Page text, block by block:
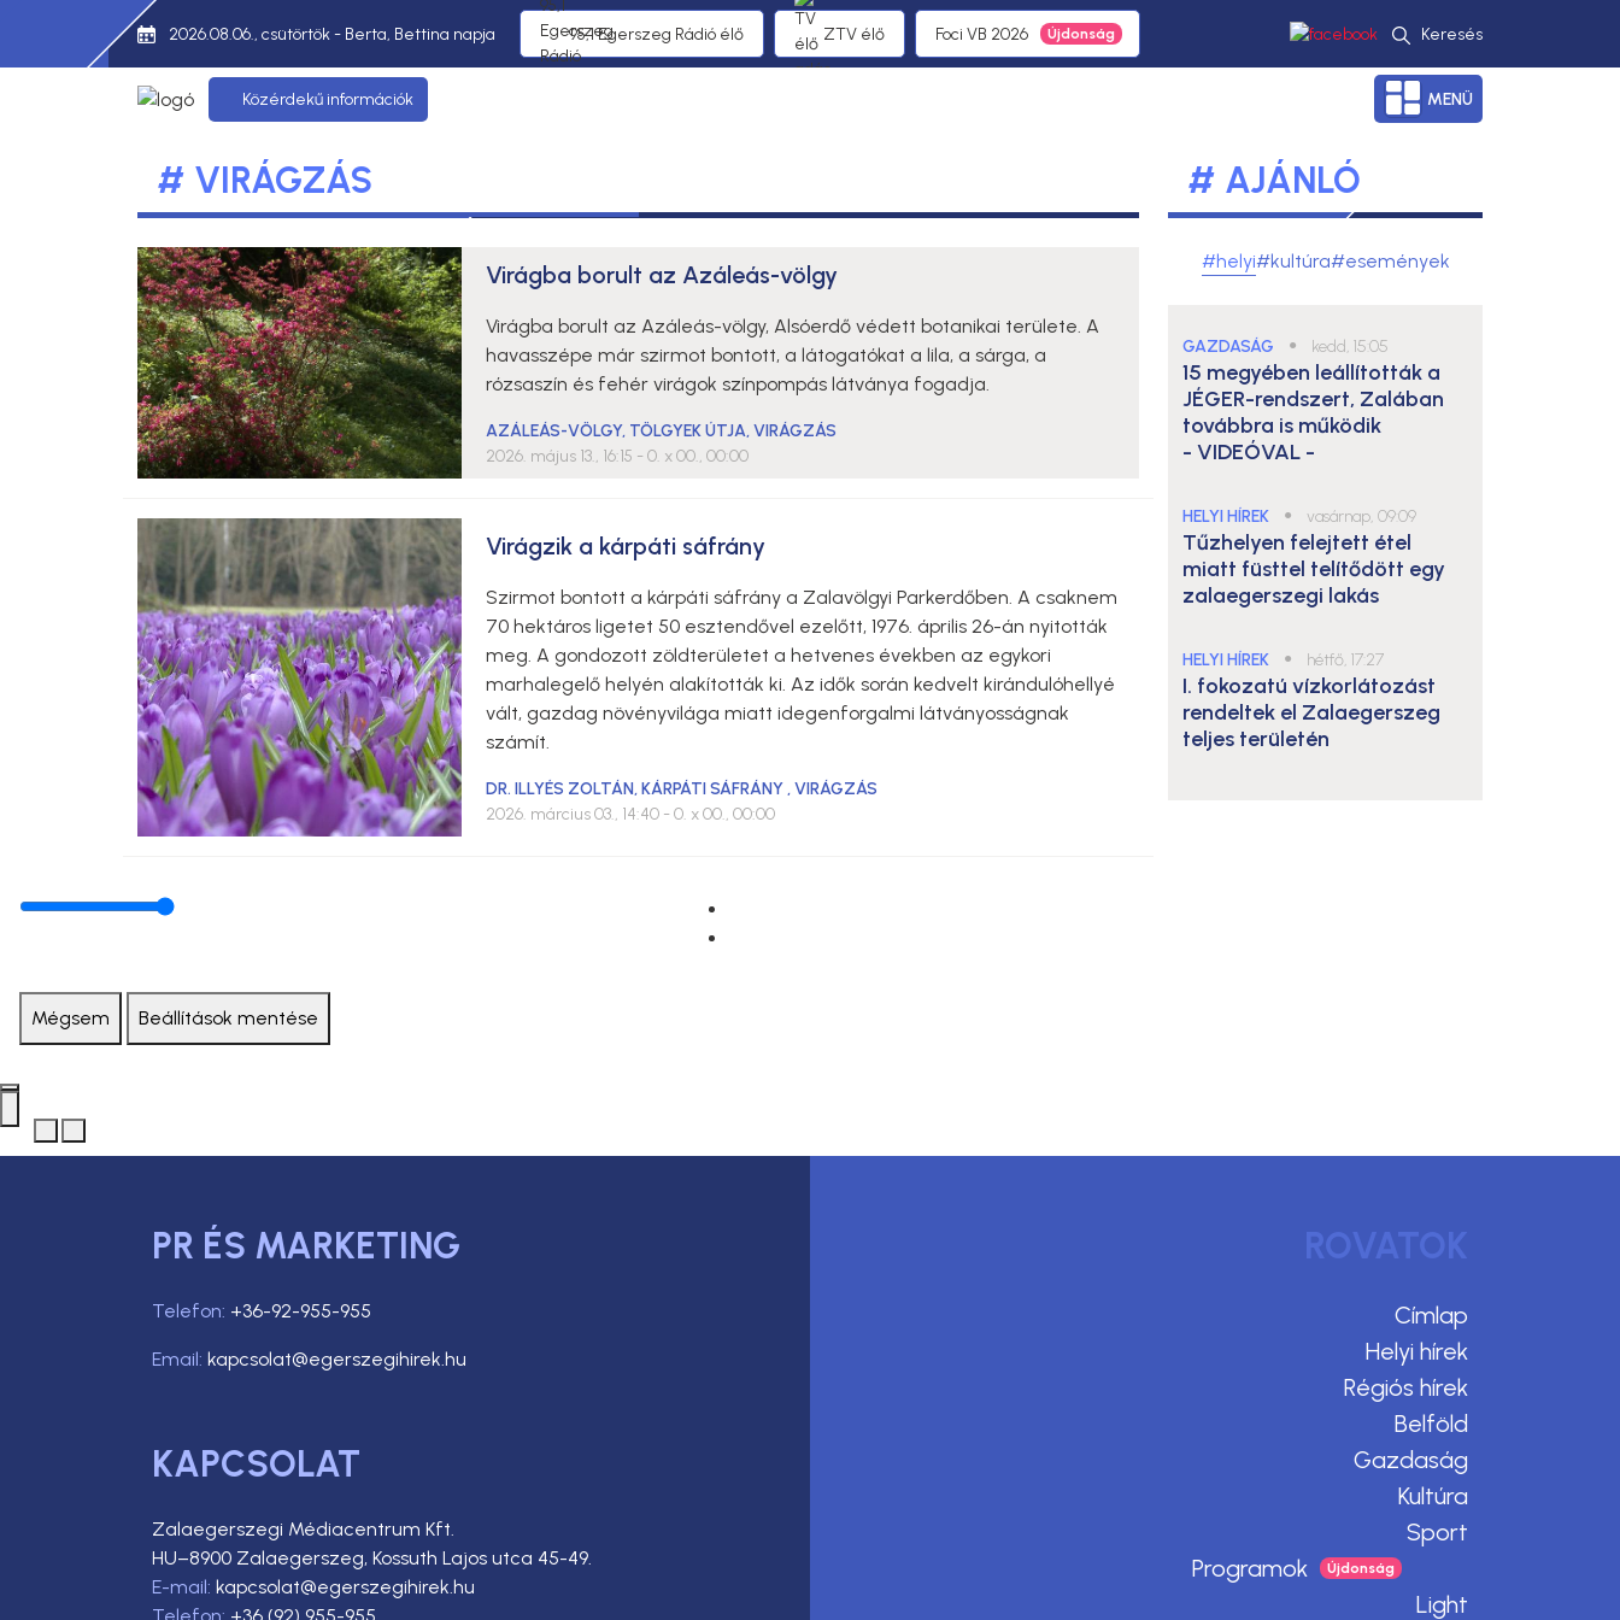
2026.08.06., csütörtök - Berta, Bettina napja 95,1 Egerszeg Rádió élő ZTV élő Foci VB 2026 Keresés
Közérdekű információk MENÜ
# VIRÁGZÁS
Virágba borult az Azáleás-völgy
Virágba borult az Azáleás-völgy, Alsóerdő védett botanikai területe. A
havasszépe már szirmot bontott, a látogatókat a lila, a sárga, a
rózsaszín és fehér virágok színpompás látványa fogadja.
AZÁLEÁS-VÖLGY, TÖLGYEK ÚTJA,VIRÁGZÁS
2026. május 13., 16:15 - 0. x 00., 00:00
Virágzik a kárpáti sáfrány
Szirmot bontott a kárpáti sáfrány a Zalavölgyi Parkerdőben. A csaknem
70 hektáros ligetet 50 esztendővel ezelőtt, 1976. április 26-án nyitották
meg. A gondozott zöldterületet a hetvenes években az egykori
marhalegelő helyén alakították ki. Az idők során kedvelt kirándulóhellyé
vált, gazdag növényvilága miatt idegenforgalmi látványosságnak
számít.
DR. ILLYÉS ZOLTÁN,KÁRPÁTI SÁFRÁNY,VIRÁGZÁS
2026. március 03., 14:40 - 0. x 00., 00:00
# AJÁNLÓ
#helyi#kultúra#események
GAZDASÁG ● kedd, 15:05
15 megyében leállították a
JÉGER-rendszert, Zalában
továbbra is működik
- VIDEÓVAL -
HELYI HÍREK ● vasárnap, 09:09
Tűzhelyen felejtett étel
miatt füsttel telítődött egy
zalaegerszegi lakás
HELYI HÍREK ● hétfő, 17:27
I. fokozatú vízkorlátozást
rendeltek el Zalaegerszeg
teljes területén
Mégsem Beállítások mentése
PR ÉS MARKETING
Telefon: +36-92-955-955
Email: kapcsolat@egerszegihirek.hu
KAPCSOLAT
Zalaegerszegi Médiacentrum Kft.
HU–8900 Zalaegerszeg, Kossuth Lajos utca 45-49.
E-mail: kapcsolat@egerszegihirek.hu
ROVATOK
Címlap
Helyi hírek
Régiós hírek
Belföld
Gazdaság
Kultúra
Sport
Programok
Light